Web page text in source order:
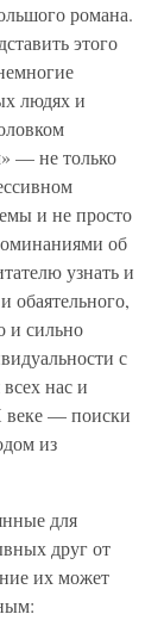
романа.
этого
людях и
— не только
и не просто
об
узнать и
обаятельного,
и сильно
с
нас и
веке — поиски
из
для
друг от
их может